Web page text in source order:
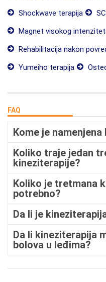
Shockwave terapija
Magnet visokog
Rehabilitacija nakon
Yumeiho terapija
FAQ
Kome je
Koliko traje jedan
kineziterapije?
Koliko je tretmana
potrebno?
Da li je
Da li kineziterapija
bolova u leđima?